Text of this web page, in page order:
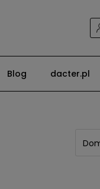
Blog dacter.pl